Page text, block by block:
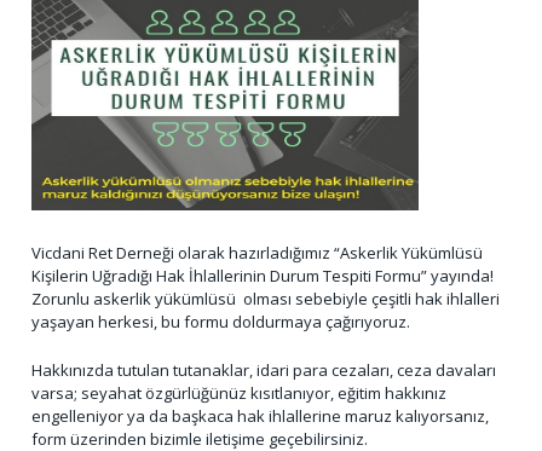
Vicdani Ret Derneği olarak hazırladığımız “Askerlik Yükümlüsü
Kişilerin Uğradığı Hak İhlallerinin Durum Tespiti Formu” yayında!
Zorunlu askerlik yükümlüsü olması sebebiyle çeşitli hak ihlalleri
yaşayan herkesi, bu formu doldurmaya çağırıyoruz.
Hakkınızda tutulan tutanaklar, idari para cezaları, ceza davaları
varsa; seyahat özgürlüğünüz kısıtlanıyor, eğitim hakkınız
engelleniyor ya da başkaca hak ihlallerine maruz kalıyorsanız,
form üzerinden bizimle iletişime geçebilirsiniz.